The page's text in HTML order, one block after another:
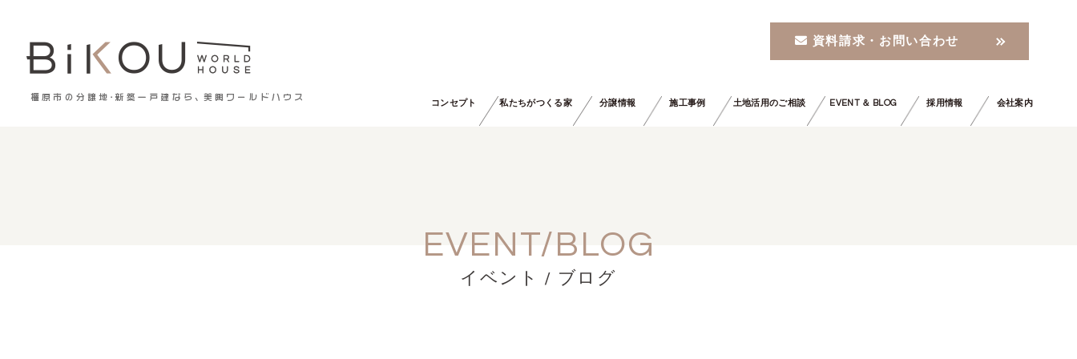
資料請求・お問い合わせ
コンセプト 私たちがつくる家 分譲情報 施工事例 土地活用のご相談 EVENT ＆ BLOG 採用情報 会社案内
EVENT/BLOG
イベント / ブログ